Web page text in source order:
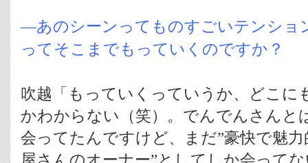
―あのシーンってものすごいテンショ
ってそこまでもっていくのですか？
吹越「もっていくっていうか、どこに
かわからない（笑）。でんでんさんと
会ってたんですけど、まだ”豪快で魅